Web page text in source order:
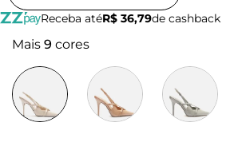
Receba atéR$ 36,79de cashback
Mais 9 cores